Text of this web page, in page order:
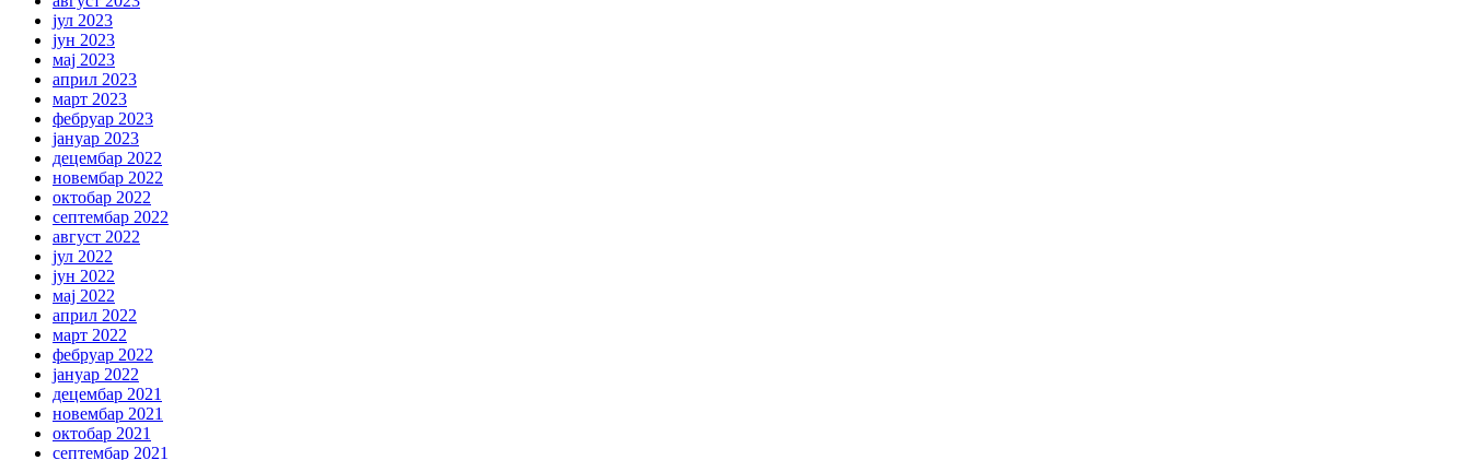
јул 2023
јун 2023
мај 2023
април 2023
март 2023
фебруар 2023
јануар 2023
децембар 2022
новембар 2022
октобар 2022
септембар 2022
август 2022
јул 2022
јун 2022
мај 2022
април 2022
март 2022
фебруар 2022
јануар 2022
децембар 2021
новембар 2021
октобар 2021
септембар 2021